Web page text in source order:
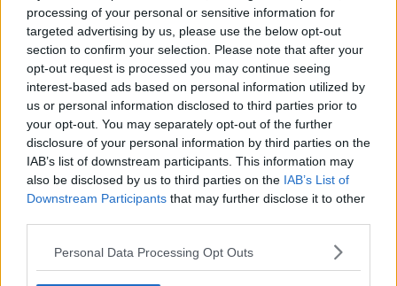
processing of your personal or sensitive information for
targeted advertising by us, please use the below opt-out
section to confirm your selection. Please note that after your
opt-out request is processed you may continue seeing
interest-based ads based on personal information utilized by
us or personal information disclosed to third parties prior to
your opt-out. You may separately opt-out of the further
disclosure of your personal information by third parties on the
IAB’s list of downstream participants. This information may
also be disclosed by us to third parties on the IAB’s List of
Downstream Participants that may further disclose it to other
Personal Data Processing Opt Outs
Riparte anche il settoredell’olio extravergine dopo l’annata
tragicadel 2014, che aveva falcidiato la produzione di un
abbondante 70%. Ottima la qualità per l’olio di annata e produzione
al +25% rispetto al 2013.Per l’ortofrutta, nella zona Valdichiana,
la Cia Siena registra un calo della produzione, ma sono in crescita
sia il mercato interno, sia l’export, e con esso aumentano i prezzi
(+8%). E per la prima provincia come numero di agriturismi, il
turismo rurale continua ad essere una voce molto importante per le
aziende agricole del territorio senese: «È aumentata la presenza di
italiani e stranieri -spiega Bartolini- fino a Maggio le nostre
strutture hanno registrato una scarsa presenza, mentre da giugno